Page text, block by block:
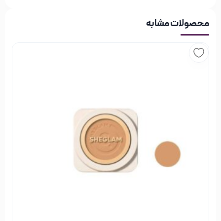
طرز استفاده از کرم پودر شیگلم مدل Fair
ابتدا پیشنهاد می شود از یک مرطوب کننده یا آبرسان زیر کرم پودر
کرم پودر بهتر روی صورت قرار می‌ گیرد. مقدار مناسب از کرم پودر را با
کمک براش یا اسفنج آرایش روی صورت پخش کنید. می توان اسفنج
آرایش را با آب کمی مرطوب نمایید تا کرم پودر زیادی را به خود جذب
نکند. در پایان می توان از پودر بیک برای ست کردن کرم پودر بر روی
محصولات مشابه